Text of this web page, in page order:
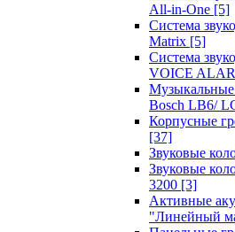
All-in-One [5]
Система
Matrix [5]
Система
VOICE
Музыкальные
Bosch LB6/
Корпусные
[37]
Звуковые
Звуковые
3200 [3]
Активные
"Линейный